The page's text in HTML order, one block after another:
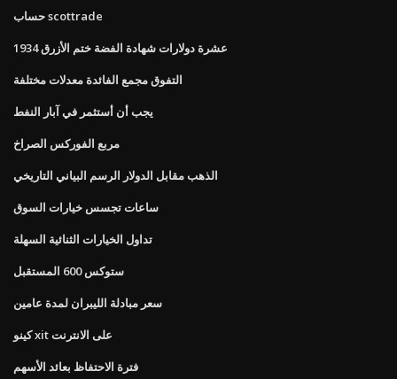
حساب scottrade
1934 عشرة دولارات شهادة الفضة ختم الأزرق
التفوق مجمع الفائدة معدلات مختلفة
يجب أن أستثمر في آبار النفط
مربع الفوركس الصراخ
الذهب مقابل الدولار الرسم البياني التاريخي
ساعات تجسس خيارات السوق
تداول الخيارات الثنائية السهلة
ستوكس 600 المستقبل
سعر مبادلة الليبران لمدة عامين
كينو xit على الانترنت
فترة الاحتفاظ بعائد الأسهم